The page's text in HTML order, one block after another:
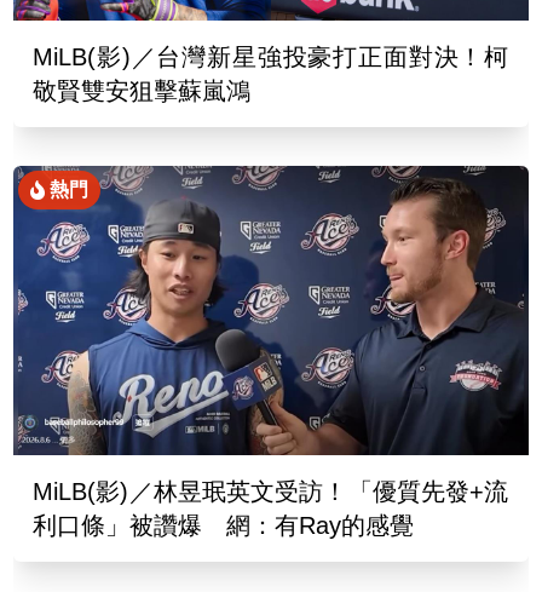
MiLB(影)／台灣新星強投豪打正面對決！柯
敬賢雙安狙擊蘇嵐鴻
熱門
MiLB(影)／林昱珉英文受訪！「優質先發+流
利口條」被讚爆 網：有Ray的感覺